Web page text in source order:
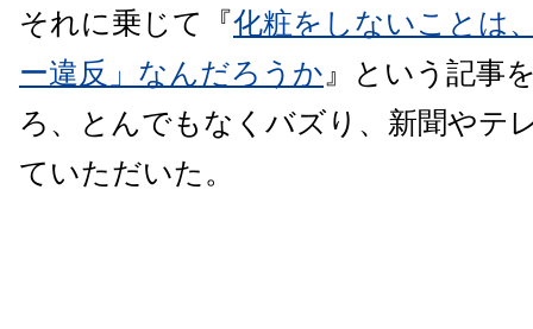
それに乗じて『化粧をしないことは
ー違反」なんだろうか 』という記事
ろ、とんでもなくバズり、新聞やテ
ていただいた。